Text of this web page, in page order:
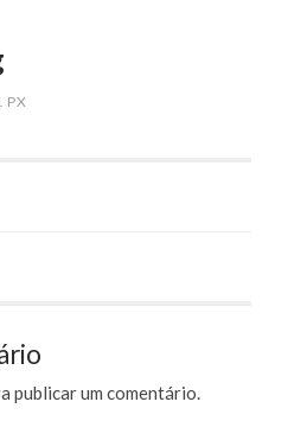
PX
publicar um comentário.